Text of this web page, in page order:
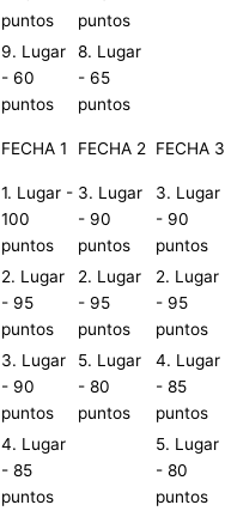
puntos
puntos
9. Lugar
- 60
puntos
8. Lugar
- 65
puntos
FECHA 1 FECHA 2 FECHA 3
1. Lugar -
100
puntos
3. Lugar
- 90
puntos
3. Lugar
- 90
puntos
2. Lugar
- 95
puntos
2. Lugar
- 95
puntos
2. Lugar
- 95
puntos
3. Lugar
- 90
puntos
5. Lugar
- 80
puntos
4. Lugar
- 85
puntos
4. Lugar
- 85
puntos
5. Lugar
- 80
puntos